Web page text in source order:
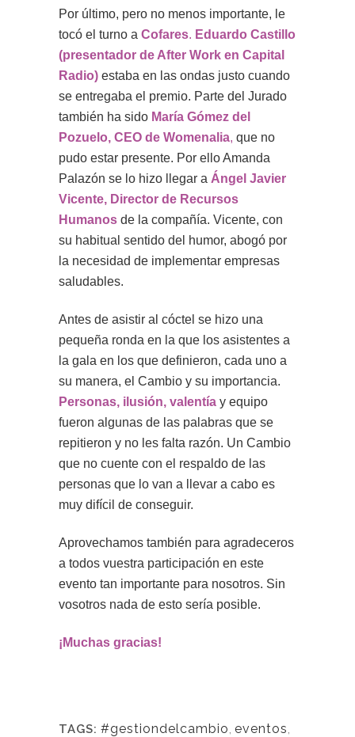
Por último, pero no menos importante, le
tocó el turno a Cofares. Eduardo Castillo
(presentador de After Work en Capital
Radio) estaba en las ondas justo cuando
se entregaba el premio. Parte del Jurado
también ha sido María Gómez del
Pozuelo, CEO de Womenalia, que no
pudo estar presente. Por ello Amanda
Palazón se lo hizo llegar a Ángel Javier
Vicente, Director de Recursos
Humanos de la compañía. Vicente, con
su habitual sentido del humor, abogó por
la necesidad de implementar empresas
saludables.
Antes de asistir al cóctel se hizo una
pequeña ronda en la que los asistentes a
la gala en los que definieron, cada uno a
su manera, el Cambio y su importancia.
Personas, ilusión, valentía y equipo
fueron algunas de las palabras que se
repitieron y no les falta razón. Un Cambio
que no cuente con el respaldo de las
personas que lo van a llevar a cabo es
muy difícil de conseguir.
Aprovechamos también para agradeceros
a todos vuestra participación en este
evento tan importante para nosotros. Sin
vosotros nada de esto sería posible.
¡Muchas gracias!
TAGS: #gestiondelcambio, eventos,